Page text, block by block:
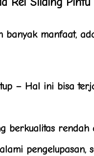
manfaat,
– Hal ini bisa
berkualitas rendah
pengelupasan,